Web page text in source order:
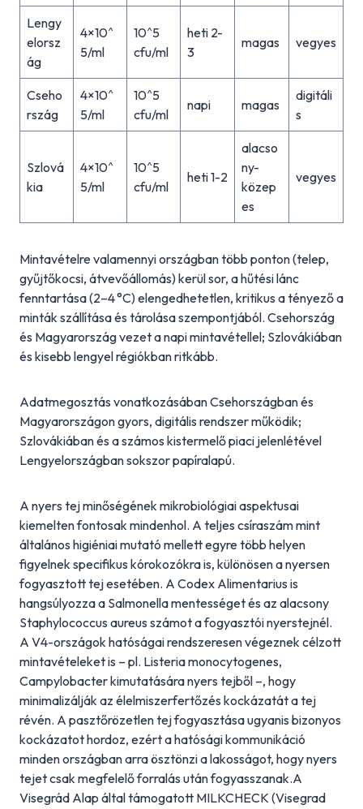
Lengy
elorsz
ág
4×10^
5/ml
10^5
cfu/ml
heti 2-
3
magas vegyes
Cseho
rszág
4×10^
5/ml
10^5
cfu/ml
napi magas
digitáli
s
Szlová
kia
4×10^
5/ml
10^5
cfu/ml
heti 1-2
alacso
ny-
közep
es
vegyes
Mintavételre valamennyi országban több ponton (telep,
gyűjtőkocsi, átvevőállomás) kerül sor, a hűtési lánc
fenntartása (2–4 °C) elengedhetetlen, kritikus a tényező a
minták szállítása és tárolása szempontjából. Csehország
és Magyarország vezet a napi mintavétellel; Szlovákiában
és kisebb lengyel régiókban ritkább.
Adatmegosztás vonatkozásában Csehországban és
Magyarországon gyors, digitális rendszer működik;
Szlovákiában és a számos kistermelő piaci jelenlétével
Lengyelországban sokszor papíralapú.
A nyers tej minőségének mikrobiológiai aspektusai
kiemelten fontosak mindenhol. A teljes csíraszám mint
általános higiéniai mutató mellett egyre több helyen
figyelnek specifikus kórokozókra is, különösen a nyersen
fogyasztott tej esetében. A Codex Alimentarius is
hangsúlyozza a Salmonella mentességet és az alacsony
Staphylococcus aureus számot a fogyasztói nyerstejnél.
A V4-országok hatóságai rendszeresen végeznek célzott
mintavételeket is – pl. Listeria monocytogenes,
Campylobacter kimutatására nyers tejből –, hogy
minimalizálják az élelmiszerfertőzés kockázatát a tej
révén. A pasztőrözetlen tej fogyasztása ugyanis bizonyos
kockázatot hordoz, ezért a hatósági kommunikáció
minden országban arra ösztönzi a lakosságot, hogy nyers
tejet csak megfelelő forralás után fogyasszanak.A
Visegrád Alap által támogatott MILKCHECK (Visegrad